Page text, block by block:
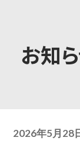
お知
2026年5月28